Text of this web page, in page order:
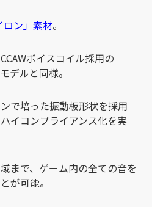
ロン」素材。
ボイスコイル採用の
デルと同様。
で培った振動板形状を採用
イコンプライアンス化を実
まで、ゲーム内の全ての音を
が可能。